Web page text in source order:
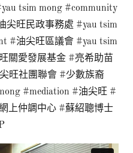
tsim mong #community
尖旺民政事務處 #yau tsim
#油尖旺區議會 #yau tsim
關愛發展基金 #亮希助苗
旺社團聯會 #少數族裔
#mediation #油尖旺 #
上仲調中心 #蘇紹聰博士